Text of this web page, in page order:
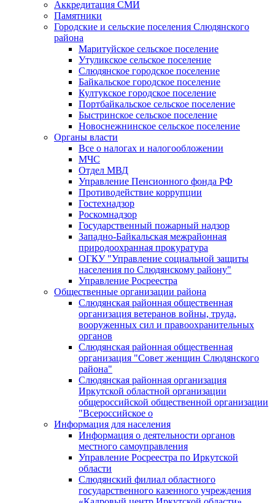
Аккредитация СМИ
Памятники
Городские и сельские поселения Слюдянского
района
Маритуйское сельское поселение
Утуликское сельское поселение
Слюдянское городское поселение
Байкальское городское поселение
Култукское городское поселение
Портбайкальское сельское поселение
Быстринское сельское поселение
Новоснежнинское сельское поселение
Органы власти
Все о налогах и налогообложении
МЧС
Отдел МВД
Управление Пенсионного фонда РФ
Противодействие коррупции
Гостехнадзор
Роскомнадзор
Государственный пожарный надзор
Западно-Байкальская межрайонная
природоохранная прокуратура
ОГКУ "Управление социальной защиты
населения по Слюдянскому району"
Управление Росреестра
Общественные организации района
Слюдянская районная общественная
организация ветеранов войны, труда,
вооруженных сил и правоохранительных
органов
Слюдянская районная общественная
организация "Совет женщин Слюдянского
района"
Слюдянская районная организация
Иркутской областной организации
общероссийской общественной организации
"Всероссийское о
Информация для населения
Информация о деятельности органов
местного самоуправления
Управление Росреестра по Иркутской
области
Слюдянский филиал областного
государственного казенного учреждения